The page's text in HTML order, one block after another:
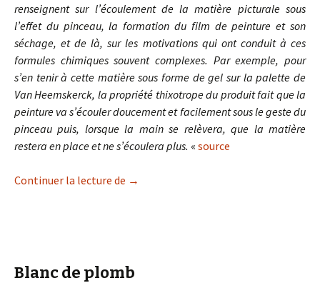
renseignent sur l’écoulement de la matière picturale sous
l’effet du pinceau, la formation du film de peinture et son
séchage, et de là, sur les motivations qui ont conduit à ces
formules chimiques souvent complexes. Par exemple, pour
s’en tenir à cette matière sous forme de gel sur la palette de
Van Heemskerck, la propriété thixotrope du produit fait que la
peinture va s’écouler doucement et facilement sous le geste du
pinceau puis, lorsque la main se relèvera, que la matière
restera en place et ne s’écoulera plus. « source
Continuer la lecture de Préparation d’un vernis-gel ou gelée
→
Blanc de plomb